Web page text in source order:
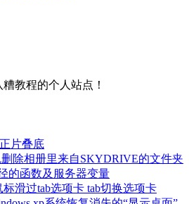
教程的个人站点！
片叠底
删除相册里来自SKYDRIVE的文件夹
的函数及服务器变量
滑过tab选项卡 tab切换选项卡